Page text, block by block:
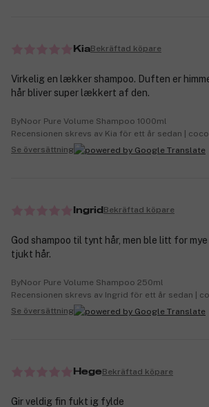
KiaBekräftad köpare
Virkelig en lækker shampoo. Duften er
hår bliver super lækkert af den.
ByNoor Pure Volume Shampoo 1000ml
Recensionen skrevs av Kia för ett år sedan |
Se översättning
Ingrid Bekräftad köpare
God shampoo til tynt hår, men ble litt for mye
tjukt hår.
ByNoor Pure Volume Shampoo 250ml
Recensionen skrevs av Ingrid för ett år sedan |
Se översättning
HegeBekräftad köpare
Gir veldig fin fukt ig fylde